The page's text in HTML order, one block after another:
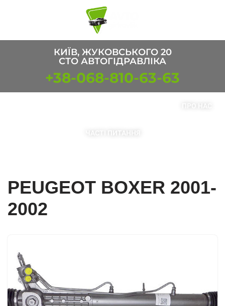
к
содержимомуКИЇВ, ЖУКОВСЬКОГО 20
СТО АВТОГІДРАВЛІКА
+38-068-810-63-63
ПРО НАС
ЧАСТІ ПИТАННЯ
PEUGEOT BOXER 2001-
2002